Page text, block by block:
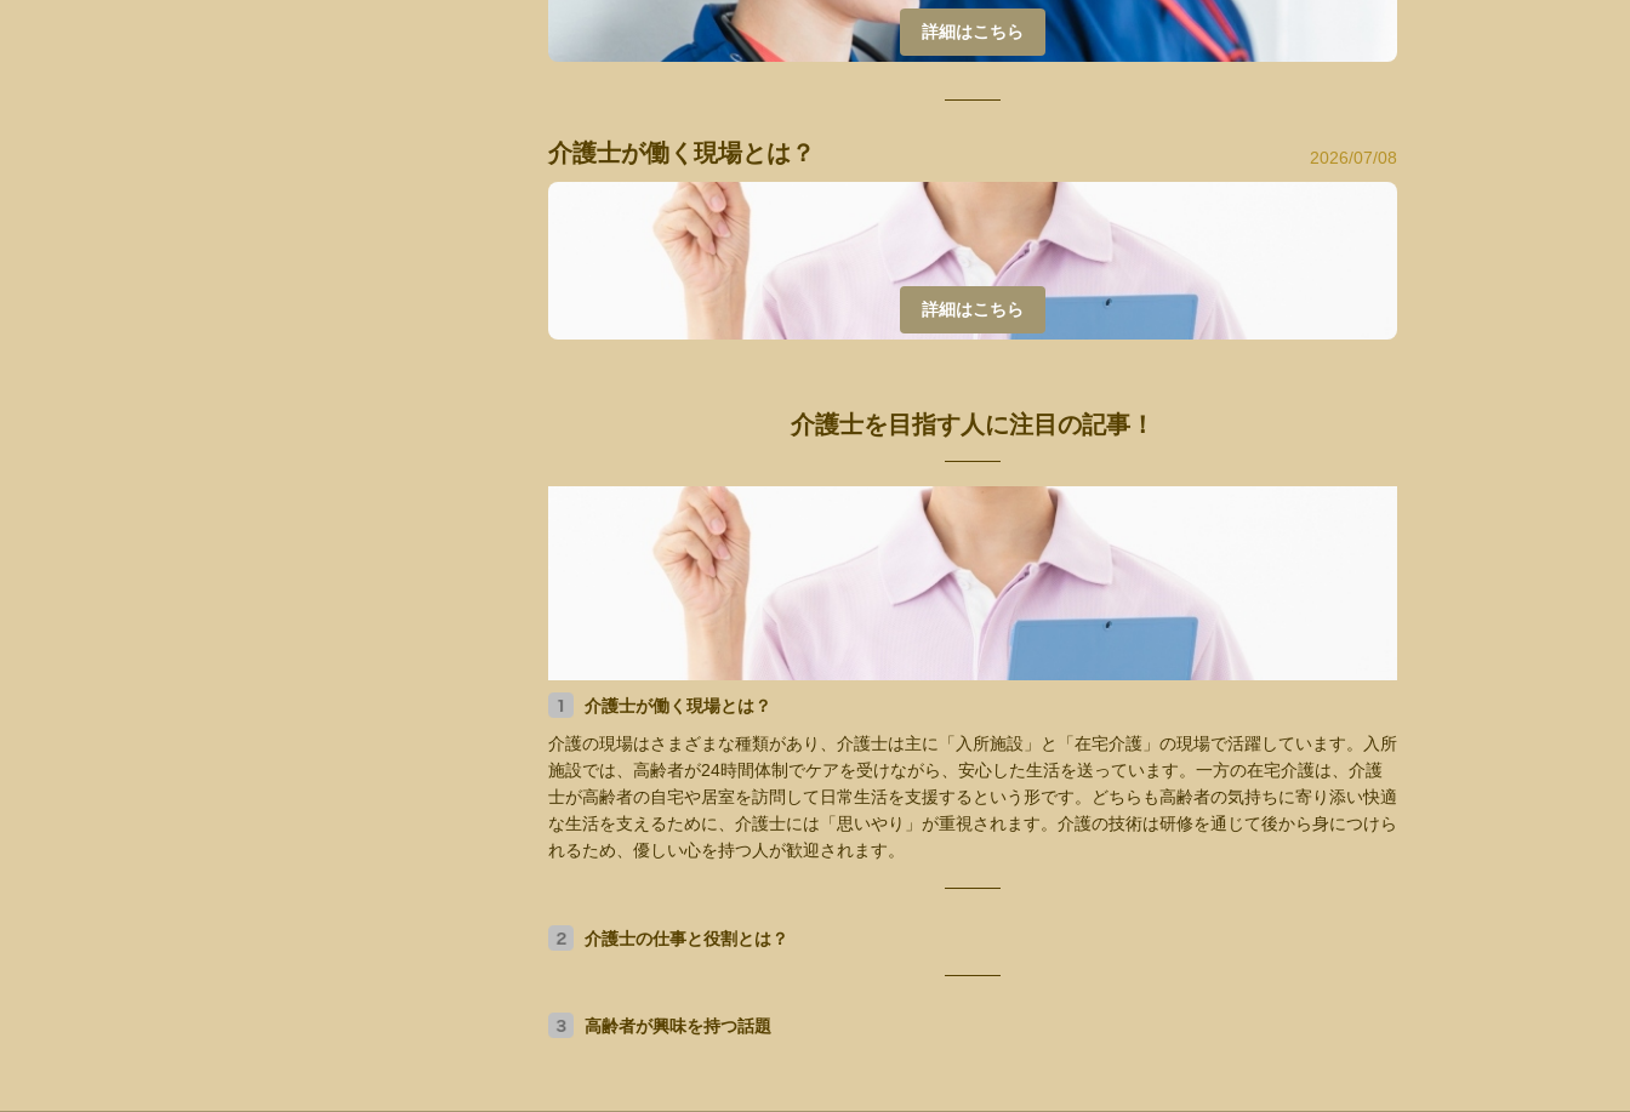
詳細はこちら
介護士が働く現場とは？ 2026/07/08
詳細はこちら
介護士を目指す人に注目の記事！
介護士が働く現場とは？
介護の現場はさまざまな種類があり、介護士は主に「入所施設」と「在宅介護」の現場で活躍しています。入所
施設では、高齢者が24時間体制でケアを受けながら、安心した生活を送っています。一方の在宅介護は、介護
士が高齢者の自宅や居室を訪問して日常生活を支援するという形です。どちらも高齢者の気持ちに寄り添い快適
な生活を支えるために、介護士には「思いやり」が重視されます。介護の技術は研修を通じて後から身につけら
れるため、優しい心を持つ人が歓迎されます。
介護士の仕事と役割とは？
高齢者が興味を持つ話題